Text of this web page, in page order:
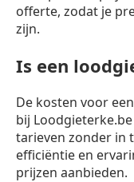
offerte, zodat je
zijn.
Is een
De kosten voor
bij
tarieven zonder in
efficiëntie en
prijzen aanbieden.